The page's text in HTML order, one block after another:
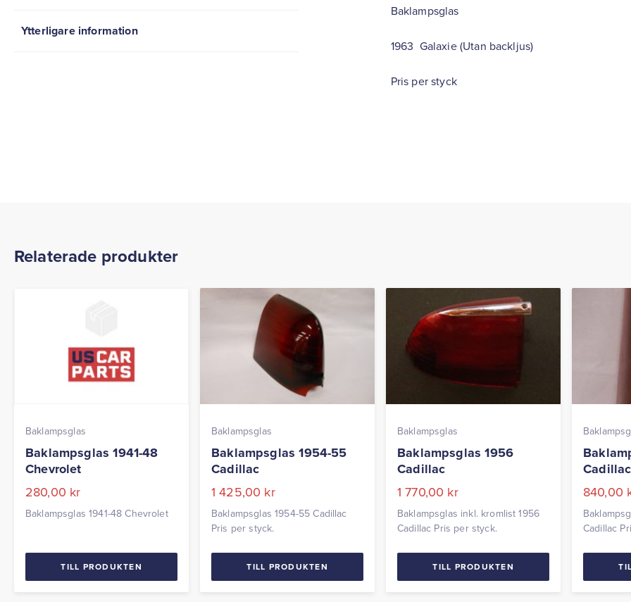
Ytterligare information
Baklampsglas
1963 Galaxie (Utan backljus)
Pris per styck
Relaterade produkter
Baklampsglas
Baklampsglas 1941-48
Chevrolet
280,00 kr
Baklampsglas 1941-48 Chevrolet
TILL PRODUKTEN
Baklampsglas
Baklampsglas 1954-55
Cadillac
1 425,00 kr
Baklampsglas 1954-55 Cadillac
Pris per styck.
TILL PRODUKTEN
Baklampsglas
Baklampsglas 1956
Cadillac
1 770,00 kr
Baklampsglas inkl. kromlist 1956
Cadillac Pris per styck.
TILL PRODUKTEN
Cadillac
840,00
Cadillac